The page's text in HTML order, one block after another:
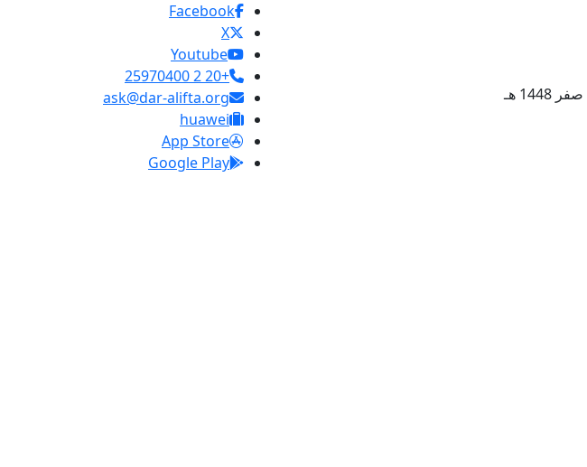
Facebook
X
Youtube
+20 2 25970400
ask@dar-alifta.org
huawei
App Store
Google Play